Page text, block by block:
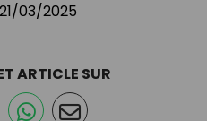
21/03/2025
ARTICLE SUR